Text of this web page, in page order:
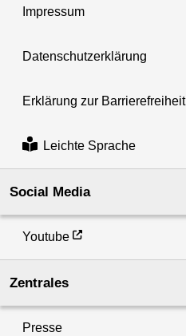
Impressum
Datenschutzerklärung
Erklärung zur Barrierefreiheit
Leichte Sprache
Social Media
Youtube
Zentrales
Presse